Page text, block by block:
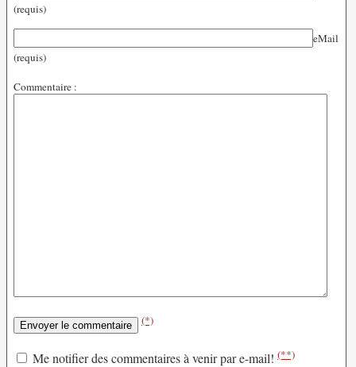
(requis)
eMail
(requis)
Commentaire :
(*)
Me notifier des commentaires à venir par e-mail! (**)